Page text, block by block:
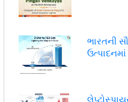
ભારતની
ઉત્પાદનમાં